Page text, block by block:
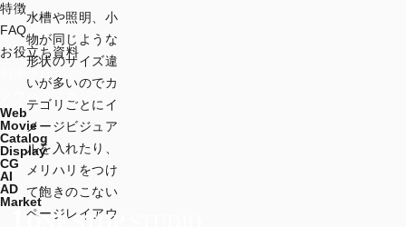
特徴
FAQ
お役立ち資料
制作ブログ
ノウハウマガジン
Web
Movie
Catalog
Display
CG
AI
AD
Market
水槽や照明、小
物が同じような
形状のサイズ違
いが多いのでカ
テゴリごとにイ
メージビジュア
ルを入れたり、
メリハリをつけ
て飽きのこない
ページレイアウ